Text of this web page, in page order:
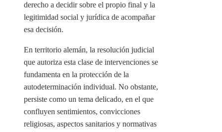
derecho a decidir sobre el propio final y la
legitimidad social y jurídica de acompañar
esa decisión.
En territorio alemán, la resolución judicial
que autoriza esta clase de intervenciones se
fundamenta en la protección de la
autodeterminación individual. No obstante,
persiste como un tema delicado, en el que
confluyen sentimientos, convicciones
religiosas, aspectos sanitarios y normativas